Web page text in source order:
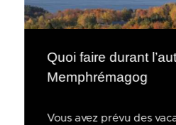
Quoi faire durant
Memphrémagog
Vous avez prévu des